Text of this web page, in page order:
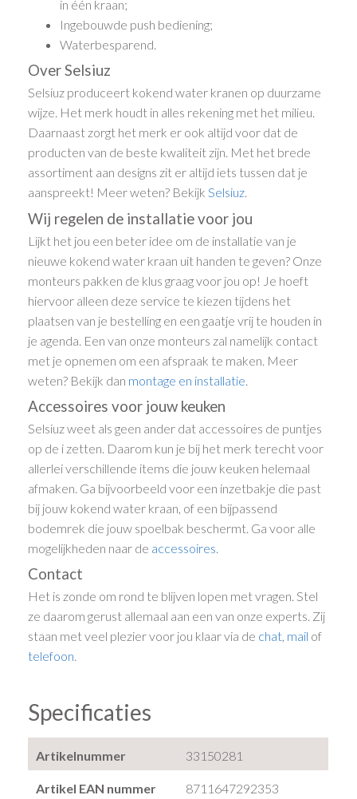
in één kraan;
Ingebouwde push bediening;
Waterbesparend.
Over Selsiuz
Selsiuz produceert kokend water kranen op duurzame
wijze. Het merk houdt in alles rekening met het milieu.
Daarnaast zorgt het merk er ook altijd voor dat de
producten van de beste kwaliteit zijn. Met het brede
assortiment aan designs zit er altijd iets tussen dat je
aanspreekt! Meer weten? BekijkSelsiuz.
Wij regelen de installatie voor jou
Lijkt het jou een beter idee om de installatie van je
nieuwe kokend water kraan uit handen te geven? Onze
monteurs pakken de klus graag voor jou op! Je hoeft
hiervoor alleen deze service te kiezen tijdens het
plaatsen van je bestelling en een gaatje vrij te houden in
je agenda. Een van onze monteurs zal namelijk contact
met je opnemen om een afspraak te maken. Meer
weten? Bekijk dan montage en installatie
Accessoires voor jouw keuken
Selsiuz weet als geen ander dat accessoires de puntjes
op de i zetten. Daarom kun je bij het merk terecht voor
allerlei verschillende items die jouw keuken helemaal
afmaken. Ga bijvoorbeeld voor een inzetbakje die past
bij jouw kokend water kraan, of een bijpassend
bodemrek die jouw spoelbak beschermt. Ga voor alle
mogelijkheden naar de accessoires.
Contact
Het is zonde om rond te blijven lopen met vragen. Stel
ze daarom gerust allemaal aan een van onze experts. Zij
staan met veel plezier voor jou klaar via de chat, mail of
telefoon.
Specificaties
Artikelnummer 33150281
Artikel EAN nummer 8711647292353